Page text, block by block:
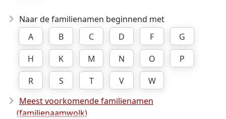
Naar de familienamen beginnend met
A
B C D F
G
H
K M N O
P
R
S T V
W
Meest voorkomende familienamen
(familienaamwolk)